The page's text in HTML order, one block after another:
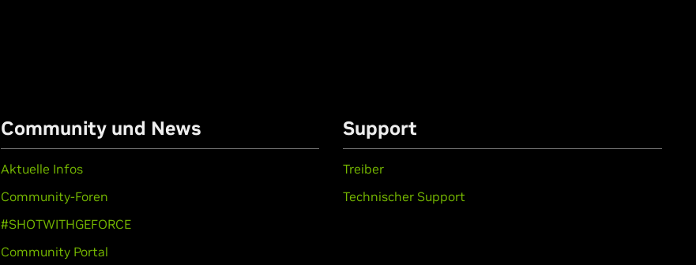
Community und News
Aktuelle Infos
Community-Foren
#SHOTWITHGEFORCE
Community Portal
Support
Treiber
Technischer Support